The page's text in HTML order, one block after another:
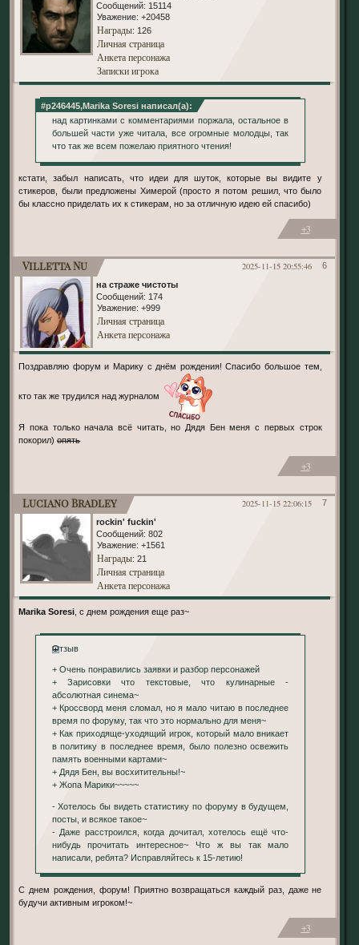
Сообщений: 15114
Уважение: +20458
Награды: 126
Личная страница
Анкета персонажа
Записки игрока
#p246445,Marika Soresi написал(а):
над картинками с комментариями поржала, остальное в
большей части уже читала, все огромные молодцы, так
что так же всем пожелаю приятного чтения!
кстати, забыл написать, что идеи для шуток, которые вы видите у
стикеров, были предложены Химерой (просто я потом решил, что было
бы классно приделать их к стикерам, но за отличную идею ей спасибо)
+3
6
2025-11-15 20:55:46
Villetta Nu
на страже чистоты
Сообщений: 174
Уважение: +999
Личная страница
Анкета персонажа
Поздравляю форум и Марику с днём рождения! Спасибо большое тем,
кто так же трудился над журналом
Я пока только начала всё читать, но Дядя Бен меня с первых строк
покорил)опять
+3
7
2025-11-15 22:06:15
Luciano Bradley
rockin' fuckin'
Сообщений: 802
Уважение: +1561
Награды: 21
Личная страница
Анкета персонажа
Marika Soresi , с днем рождения еще раз~
Отзыв
+ Очень понравились заявки и разбор персонажей
+ Зарисовки что текстовые, что кулинарные -
абсолютная синема~
+ Кроссворд меня сломал, но я мало читаю в последнее
время по форуму, так что это нормально для меня~
+ Как приходяще-уходящий игрок, который мало вникает
в политику в последнее время, было полезно освежить
память военными картами~
+ Дядя Бен, вы восхитительны!~
+ Жопа Марики~~~~~
- Хотелось бы видеть статистику по форуму в будущем,
посты, и всякое такое~
- Даже расстроился, когда дочитал, хотелось ещё что-
нибудь прочитать интересное~ Что ж вы так мало
написали, ребята? Исправляйтесь к 15-летию!
С днем рождения, форум! Приятно возвращаться каждый раз, даже не
будучи активным игроком!~
+3